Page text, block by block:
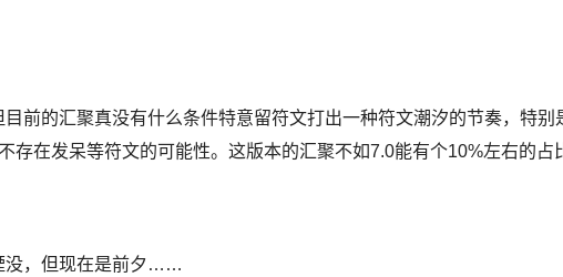
前的汇聚真没有什么条件特意留符文打出一种符文潮汐的节奏，特别
存在发呆等符文的可能性。这版本的汇聚不如7.0能有个10%左右的占
没，但现在是前夕……